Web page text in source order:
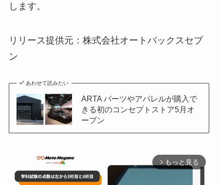
します。
リリース提供元：株式会社オートバックスセブ
ン
あわせて読みたい
ARTA パーツやアパレルが購入で
きる初のコンセプトストア5月オ
ープン
arrow_forward_ios もっと見る